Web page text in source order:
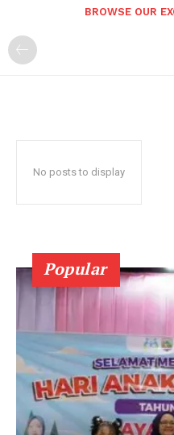
BROWSE OUR
No posts to display
Popular